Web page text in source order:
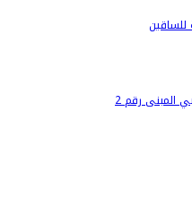
المبنى رقم 2